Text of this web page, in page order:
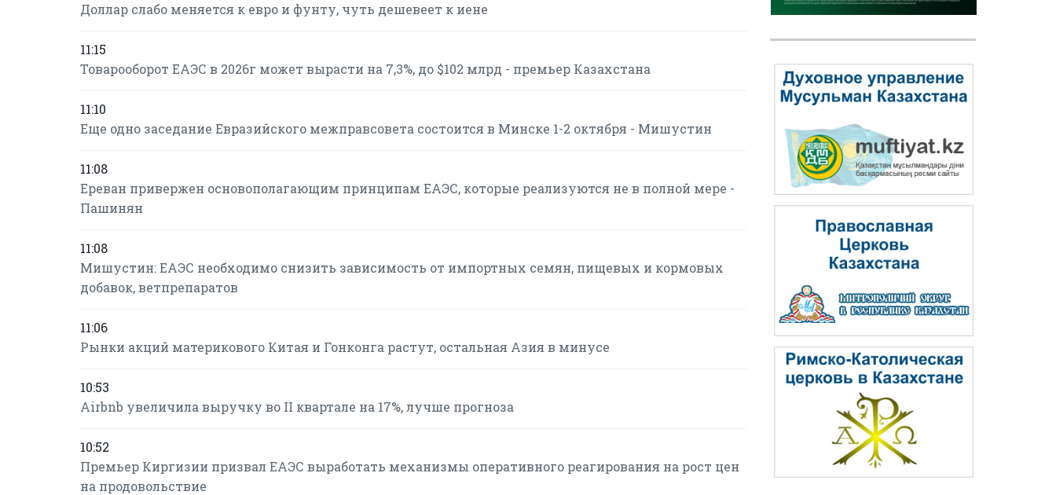
Доллар слабо меняется к евро и фунту, чуть дешевеет к иене
11:15
Товарооборот ЕАЭС в 2026г может вырасти на 7,3%, до $102 млрд - премьер Казахстана
11:10
Еще одно заседание Евразийского межправсовета состоится в Минске 1-2 октября - Мишустин
11:08
Ереван привержен основополагающим принципам ЕАЭС, которые реализуются не в полной мере -
Пашинян
11:08
Мишустин: ЕАЭС необходимо снизить зависимость от импортных семян, пищевых и кормовых
добавок, ветпрепаратов
11:06
Рынки акций материкового Китая и Гонконга растут, остальная Азия в минусе
10:53
Airbnb увеличила выручку во II квартале на 17%, лучше прогноза
10:52
Премьер Киргизии призвал ЕАЭС выработать механизмы оперативного реагирования на рост цен
на продовольствие